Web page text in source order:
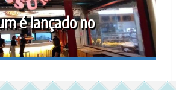
é lançado no